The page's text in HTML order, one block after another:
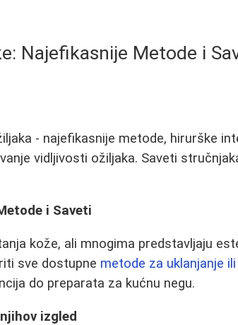
Najefikasnije Metode i
- najefikasnije metode, hirurške
vidljivosti ožiljaka. Saveti
i Saveti
kože, ali mnogima predstavljaju
sve dostupne metode za uklanjanje
do preparata za kućnu negu.
izgled